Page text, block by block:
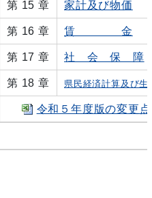
第 15 章 家計及び物価
第 16 章 賃 金
第 17 章 社 会 保 障
第 18 章 県民経済計算及び生
令和５年度版の変更